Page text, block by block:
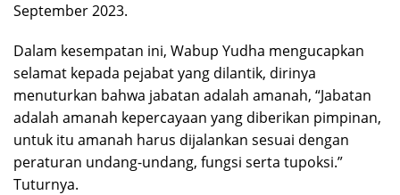
September 2023.
Dalam kesempatan ini, Wabup Yudha mengucapkan
selamat kepada pejabat yang dilantik, dirinya
menuturkan bahwa jabatan adalah amanah, “Jabatan
adalah amanah kepercayaan yang diberikan pimpinan,
untuk itu amanah harus dijalankan sesuai dengan
peraturan undang-undang, fungsi serta tupoksi.”
Tuturnya.